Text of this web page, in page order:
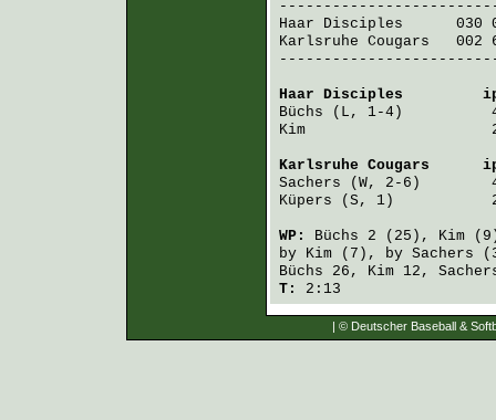
Haar Disciples
030
Karlsruhe Cougars
002
Haar Disciples
Büchs
Kim
Karlsruhe Cougars
Sachers
Küpers (S, 1)           2
WP: Büchs 2 (25), Kim
by Kim (7), by Sachers
Büchs 26, Kim 12,
T:
2:13
| © Deutscher Baseball &